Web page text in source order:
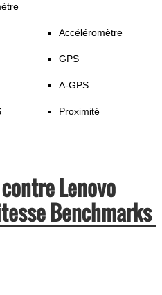
Accéléromètre
GPS
A-GPS
Proximité
Lenovo
Benchmarks